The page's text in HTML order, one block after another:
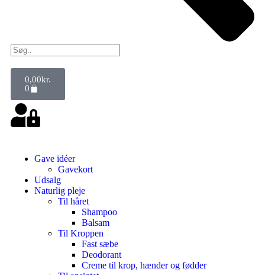
0,00kr.
0
Gave idéer
Gavekort
Udsalg
Naturlig pleje
Til håret
Shampoo
Balsam
Til Kroppen
Fast sæbe
Deodorant
Creme til krop, hænder og fødder